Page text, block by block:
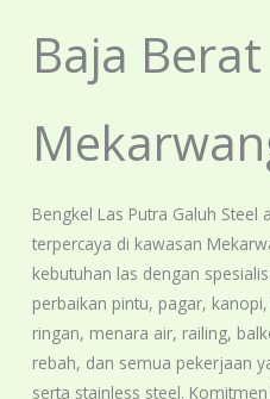
Baja Berat
Bengkel Las Putra Galuh Steel
terpercaya di kawasan
kebutuhan las dengan
perbaikan pintu, pagar,
ringan, menara air, railing,
rebah, dan semua pekerjaan
serta stainless steel.